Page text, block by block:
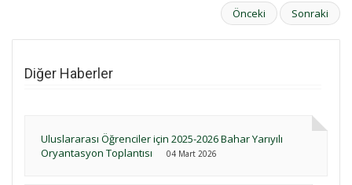
Önceki Sonraki
Diğer Haberler
Uluslararası Öğrenciler için 2025-2026 Bahar Yarıyılı
Oryantasyon Toplantısı
04 Mart 2026